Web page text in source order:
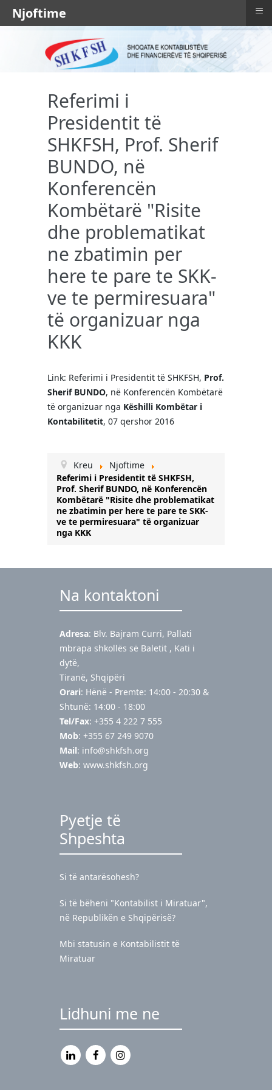
Referimi i
Presidentit të
SHKFSH, Prof. Sherif
BUNDO, në
Konferencën
Kombëtarë "Risite
dhe problematikat
ne zbatimin per
here te pare te SKK-
ve te permiresuara"
të organizuar nga
KKK
Link: Referimi i Presidentit të SHKFSH, Prof.
Sherif BUNDO, në Konferencën Kombëtarë
të organizuar nga Këshilli Kombëtar i
Kontabilitetit, 07 qershor 2016
Kreu
Njoftime
Referimi i Presidentit të SHKFSH,
Prof. Sherif BUNDO, në Konferencën
Kombëtarë "Risite dhe problematikat
ne zbatimin per here te pare te SKK-
ve te permiresuara" të organizuar
nga KKK
Na kontaktoni
Adresa: Blv. Bajram Curri, Pallati
mbrapa shkollës së Baletit , Kati i
dytë,
Tiranë, Shqipëri
Orari: Hënë - Premte: 14:00 - 20:30 &
Shtunë: 14:00 - 18:00
Tel/Fax: +355 4 222 7 555
Mob: +355 67 249 9070
Mail: info@shkfsh.org
Web: www.shkfsh.org
Pyetje të
Shpeshta
Si të antarësohesh?
Si të bëheni "Kontabilist i Miratuar",
në Republikën e Shqipërisë?
Mbi statusin e Kontabilistit të
Miratuar
Lidhuni me ne
Njoftime ≡